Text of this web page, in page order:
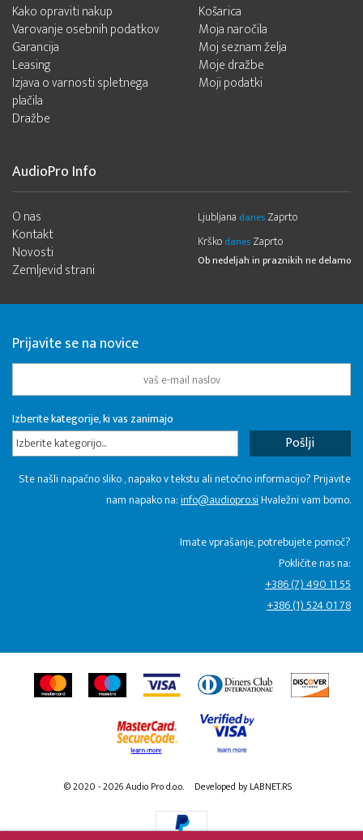
Kako opraviti nakup
Varovanje osebnih podatkov
Garancija
Leasing
Izjava o varnosti spletnega
plačila
Dražbe
Košarica
Moja naročila
Moj seznam želja
Moje dražbe
Moji podatki
AudioPro Info
O nas
Kontakt
Novosti
Zemljevid strani
Ljubljana danes Zaprto
Krško danes Zaprto
Ob nedeljah in praznikih ne delamo
Prijavite se na novice
Izberite kategorije, ki vas zanimajo
Izberite kategorijo...
Ste našli napačno sliko , napako v tekstu ali netočno informacijo? Prijavite
nam napako na:info@audiopro.siHvaležni vam bomo.
Imate vprašanje, potrebujete pomoč?
Pokličite nas na:
+386 (7) 490 11 55
+386 (1) 524 01 78
© 2020 - 2026 Audio Pro d.o.o. Developed by LABNET.RS